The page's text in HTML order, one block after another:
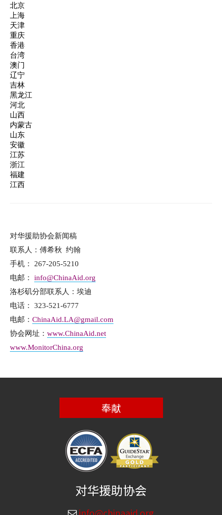
对华援助协会新闻稿
联系人：傅希秋 约翰
手机： 267-205-5210
电邮： info@ChinaAid.org
洛杉矶分部联系人：埃迪
电话： 323-521-6777
电邮： ChinaAid.LA@gmail.com
协会网址： www.ChinaAid.net
www.MonitorChina.org
奉献
对华援助协会